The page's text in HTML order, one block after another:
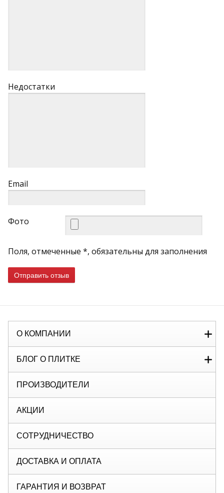
Недостатки
Email
Фото
Поля, отмеченные *, обязательны для заполнения
Отправить отзыв
О КОМПАНИИ
БЛОГ О ПЛИТКЕ
ПРОИЗВОДИТЕЛИ
АКЦИИ
СОТРУДНИЧЕСТВО
ДОСТАВКА И ОПЛАТА
ГАРАНТИЯ И ВОЗВРАТ